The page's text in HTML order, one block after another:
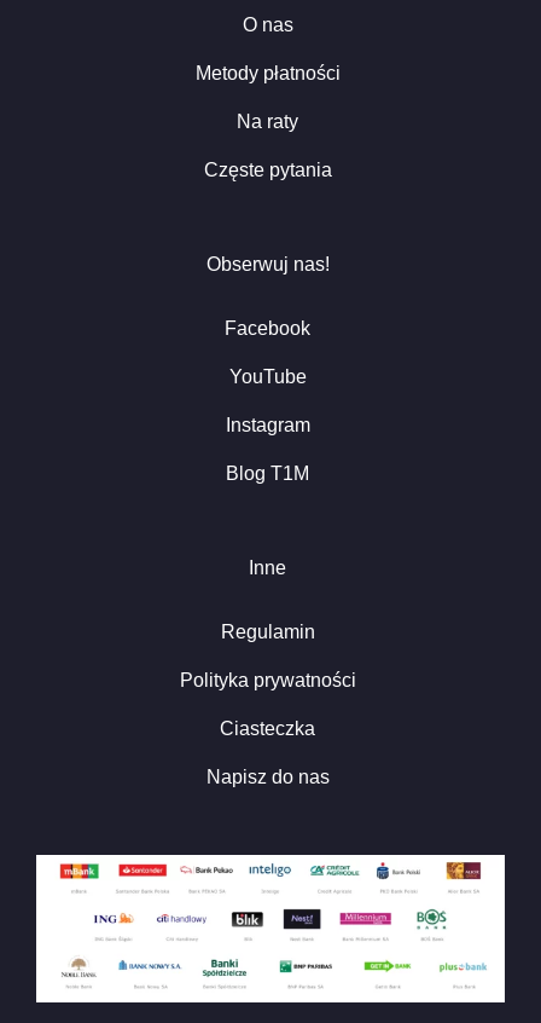
O nas
Metody płatności
Na raty
Częste pytania
Obserwuj nas!
Facebook
YouTube
Instagram
Blog T1M
Inne
Regulamin
Polityka prywatności
Ciasteczka
Napisz do nas